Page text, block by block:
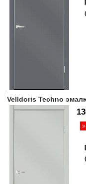
Velldoris Techno